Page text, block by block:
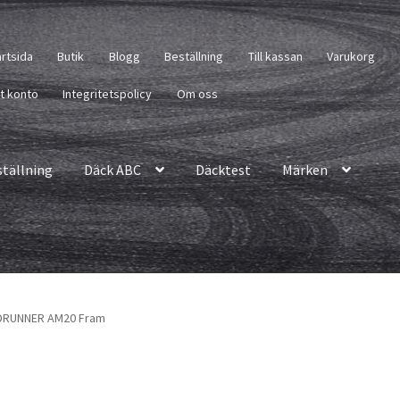
Butik Blogg Beställning Till kassan Varukorg
konto Integritetspolicy Om oss
Däck ABC Däcktest Märken
AM20 Fram